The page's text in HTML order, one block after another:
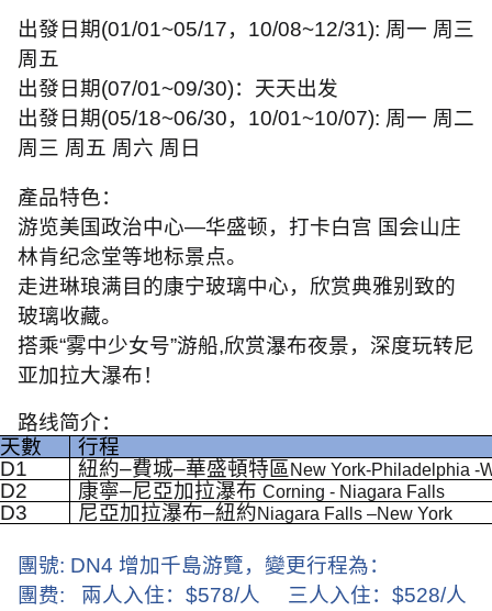
出發日期(01/01~05/17， 10/08~12/31): 周一 周三
周五
出發日期(07/01~09/30)：天天出发
出發日期(05/18~06/30， 10/01~10/07): 周一 周二
周三 周五 周六 周日
產品特色：
游览美国政治中心—华盛顿，打卡白宫 国会山庄
林肯纪念堂等地标景点。
走进琳琅满目的康宁玻璃中心，欣赏典雅别致的
玻璃收藏。
搭乘“雾中少女号”游船,欣赏瀑布夜景，深度玩转尼
亚加拉大瀑布！
路线简介：
天數
行程
D1
紐約–費城–華盛頓特區 New York-Philadelphia -
D2 康寧–尼亞加拉瀑布 Corning - Niagara Falls
D3 尼亞加拉瀑布–紐約Niagara Falls –New York
團號: DN4 增加千島游覽，變更行程為：
團费: 兩人入住： $578/人 三人入住： $528/人